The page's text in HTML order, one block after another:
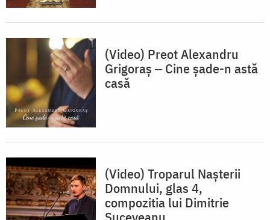
(Video) Preot Alexandru
Grigoraș ‒ Cine șade-n astă
casă
(Video) Troparul Nașterii
Domnului, glas 4,
compozitia lui Dimitrie